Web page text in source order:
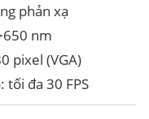
phản xạ
nm
pixel (VGA)
tối đa 30 FPS